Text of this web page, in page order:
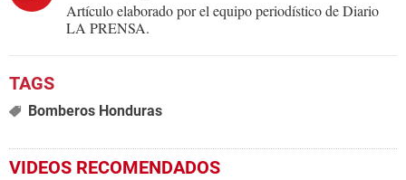
Artículo elaborado por el equipo periodístico de Diario
LA PRENSA.
Bomberos Honduras
VIDEOS RECOMENDADOS